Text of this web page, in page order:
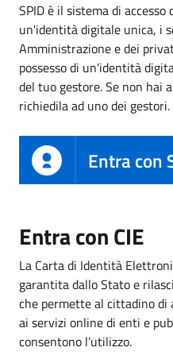
SPID è il sistema di
un'identità digitale unica, i
Amministrazione e dei
possesso di un'identità
del tuo gestore. Se non hai
richiedila ad uno dei gestori.
Entra con
Entra con CIE
La Carta di Identità
garantita dallo Stato e
che permette al cittadino
ai servizi online di enti e
consentono l’utilizzo.